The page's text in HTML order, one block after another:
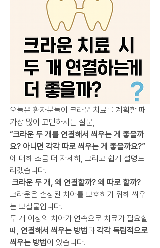
오늘은 환자분들이 크라운 치료를 계획할 때
가장 많이 고민하시는 질문,
“크라운 두 개를 연결해서 씌우는 게 좋을까
요? 아니면 각각 따로 씌우는 게 좋을까요?”
에 대해 조금 더 자세히, 그리고 쉽게 설명드
리겠습니다.
크라운 두 개, 왜 연결할까? 왜 따로 할까?
크라운은 손상된 치아를 보호하기 위해 씌우
는 보철물입니다.
두 개 이상의 치아가 연속으로 치료가 필요할
때, 연결해서 씌우는 방법 과 각각 독립적으로
씌우는 방법 이 있습니다.